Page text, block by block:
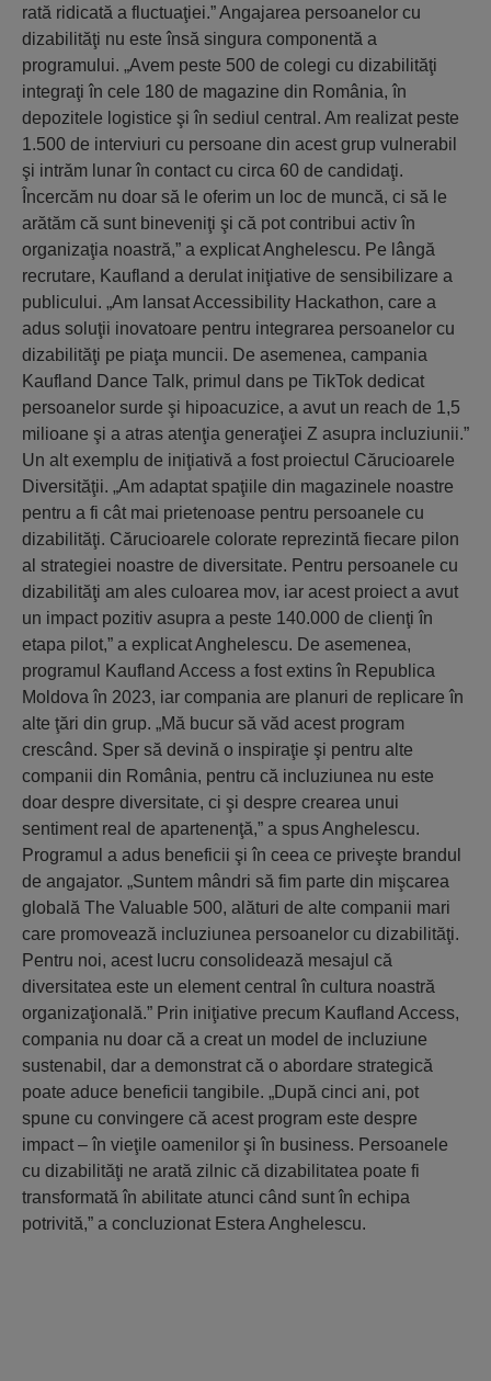
rată ridicată a fluctuaţiei.” Angajarea persoanelor cu
dizabilităţi nu este însă singura componentă a
programului. „Avem peste 500 de colegi cu dizabilităţi
integraţi în cele 180 de magazine din România, în
depozitele logistice şi în sediul central. Am realizat peste
1.500 de interviuri cu persoane din acest grup vulnerabil
şi intrăm lunar în contact cu circa 60 de candidaţi.
Încercăm nu doar să le oferim un loc de muncă, ci să le
arătăm că sunt bineveniţi şi că pot contribui activ în
organizaţia noastră,” a explicat Anghelescu. Pe lângă
recrutare, Kaufland a derulat iniţiative de sensibilizare a
publicului. „Am lansat Accessibility Hackathon, care a
adus soluţii inovatoare pentru integrarea persoanelor cu
dizabilităţi pe piaţa muncii. De asemenea, campania
Kaufland Dance Talk, primul dans pe TikTok dedicat
persoanelor surde şi hipoacuzice, a avut un reach de 1,5
milioane şi a atras atenţia generaţiei Z asupra incluziunii.”
Un alt exemplu de iniţiativă a fost proiectul Cărucioarele
Diversităţii. „Am adaptat spaţiile din magazinele noastre
pentru a fi cât mai prietenoase pentru persoanele cu
dizabilităţi. Cărucioarele colorate reprezintă fiecare pilon
al strategiei noastre de diversitate. Pentru persoanele cu
dizabilităţi am ales culoarea mov, iar acest proiect a avut
un impact pozitiv asupra a peste 140.000 de clienţi în
etapa pilot,” a explicat Anghelescu. De asemenea,
programul Kaufland Access a fost extins în Republica
Moldova în 2023, iar compania are planuri de replicare în
alte ţări din grup. „Mă bucur să văd acest program
crescând. Sper să devină o inspiraţie şi pentru alte
companii din România, pentru că incluziunea nu este
doar despre diversitate, ci şi despre crearea unui
sentiment real de apartenenţă,” a spus Anghelescu.
Programul a adus beneficii şi în ceea ce priveşte brandul
de angajator. „Suntem mândri să fim parte din mişcarea
globală The Valuable 500, alături de alte companii mari
care promovează incluziunea persoanelor cu dizabilităţi.
Pentru noi, acest lucru consolidează mesajul că
diversitatea este un element central în cultura noastră
organizaţională.” Prin iniţiative precum Kaufland Access,
compania nu doar că a creat un model de incluziune
sustenabil, dar a demonstrat că o abordare strategică
poate aduce beneficii tangibile. „După cinci ani, pot
spune cu convingere că acest program este despre
impact – în vieţile oamenilor şi în business. Persoanele
cu dizabilităţi ne arată zilnic că dizabilitatea poate fi
transformată în abilitate atunci când sunt în echipa
potrivită,” a concluzionat Estera Anghelescu.